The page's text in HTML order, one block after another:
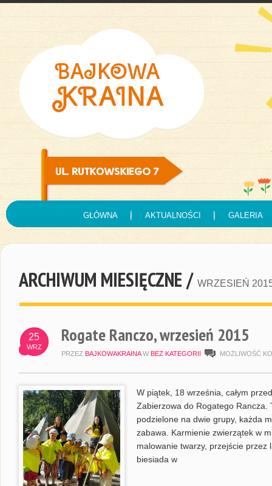
GŁÓWNA AKTUALNOŚCI GALERIA
ARCHIWUM MIESIĘCZNE / WRZESIEŃ
25
WRZ
Rogate Ranczo, wrzesień 2015
PRZEZ BAJKOWAKRAINA W BEZ KATEGORII MOŻLIWOŚĆ
W piątek, 18 września, całym
Zabierzowa do Rogatego Rancza.
podzielone na dwie grupy, każda
zabawa. Karmienie zwierzątek w
malowanie twarzy, przejście
biesiada w